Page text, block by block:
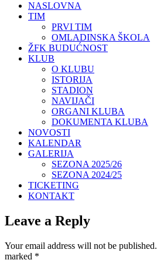
NASLOVNA
TIM
PRVI TIM
OMLADINSKA ŠKOLA
ŽFK BUDUĆNOST
KLUB
O KLUBU
ISTORIJA
STADION
NAVIJAČI
ORGANI KLUBA
DOKUMENTA KLUBA
NOVOSTI
KALENDAR
GALERIJA
SEZONA 2025/26
SEZONA 2024/25
TICKETING
KONTAKT
Leave a Reply
Your email address will not be published.
marked *